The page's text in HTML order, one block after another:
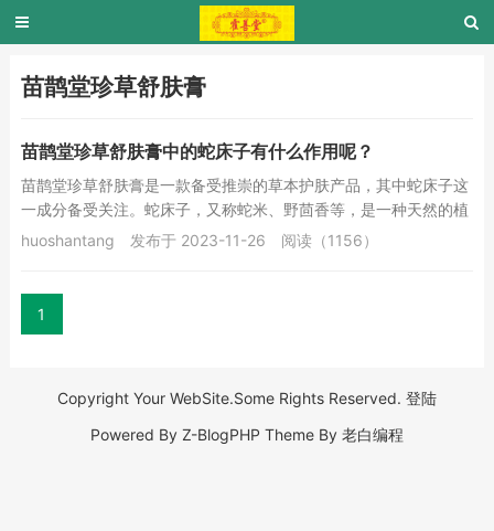
苗鹊堂珍草舒肤膏
苗鹊堂珍草舒肤膏中的蛇床子有什么作用呢？
苗鹊堂珍草舒肤膏是一款备受推崇的草本护肤产品，其中蛇床子这
一成分备受关注。蛇床子，又称蛇米、野茴香等，是一种天然的植
物种子，具有独特的药用价值。本文将详细介绍蛇...
huoshantang 发布于 2023-11-26 阅读（1156）
1
Copyright Your WebSite.Some Rights Reserved. 登陆
Powered By Z-BlogPHP Theme By 老白编程